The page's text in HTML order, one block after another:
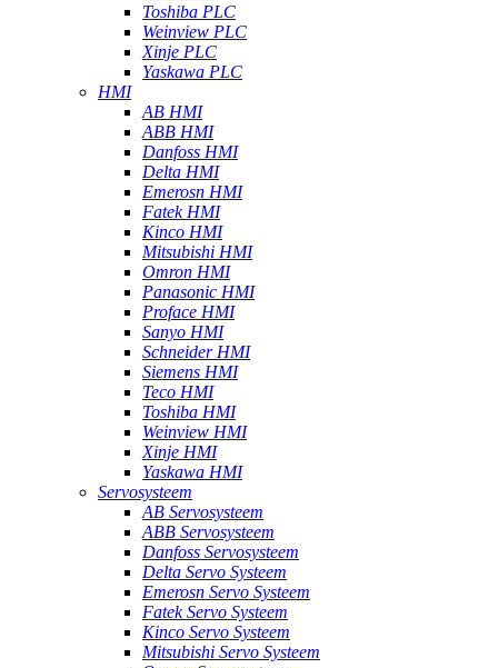
Toshiba PLC
Weinview PLC
Xinje PLC
Yaskawa PLC
HMI
AB HMI
ABB HMI
Danfoss HMI
Delta HMI
Emerosn HMI
Fatek HMI
Kinco HMI
Mitsubishi HMI
Omron HMI
Panasonic HMI
Proface HMI
Sanyo HMI
Schneider HMI
Siemens HMI
Teco HMI
Toshiba HMI
Weinview HMI
Xinje HMI
Yaskawa HMI
Servosysteem
AB Servosysteem
ABB Servosysteem
Danfoss Servosysteem
Delta Servo Systeem
Emerosn Servo Systeem
Fatek Servo Systeem
Kinco Servo Systeem
Mitsubishi Servo Systeem